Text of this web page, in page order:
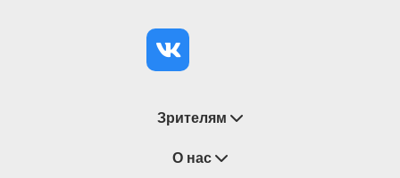
Зрителям
Восстановление билетов
О нас